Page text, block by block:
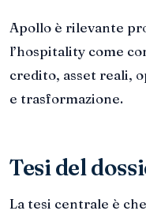
Apollo è rilevante
l’hospitality come
credito, asset reali,
e trasformazione.
Tesi del
La tesi centrale è